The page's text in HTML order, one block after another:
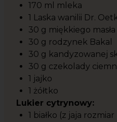
170 ml mleka
1 Laska wanilii Dr.
30 g miękkiego masła
30 g rodzynek Bakal
30 g kandyzowanej
30 g czekolady
1 jajko
1 żółtko
Lukier cytrynowy:
1 białko (z jaja rozmiar